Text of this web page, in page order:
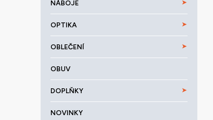
NÁBOJE
OPTIKA
OBLEČENÍ
OBUV
DOPLŇKY
NOVINKY